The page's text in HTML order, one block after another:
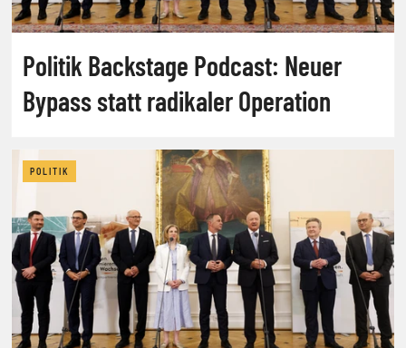
Politik Backstage Podcast: Neuer
Bypass statt radikaler Operation
POLITIK